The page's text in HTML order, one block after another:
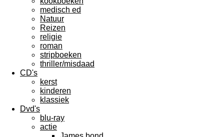
medisch ed
Natuur
Reizen
religie
roman
stripboeken
thriller/misdaad
CD's
kerst
kinderen
klassiek
Dvd's
blu-ray
actie